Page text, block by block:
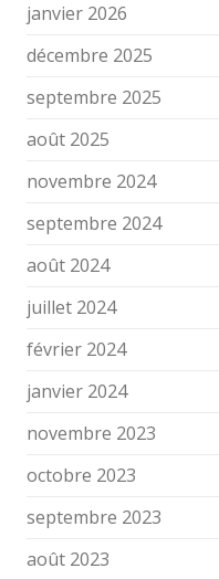
janvier 2026
décembre 2025
septembre 2025
août 2025
novembre 2024
septembre 2024
août 2024
juillet 2024
février 2024
janvier 2024
novembre 2023
octobre 2023
septembre 2023
août 2023